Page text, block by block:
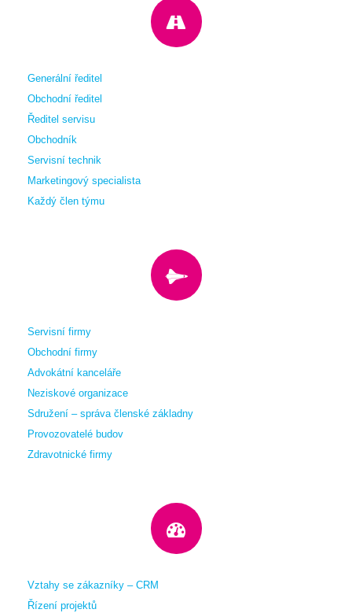
Generální ředitel
Obchodní ředitel
Ředitel servisu
Obchodník
Servisní technik
Marketingový specialista
Každý člen týmu
Servisní firmy
Obchodní firmy
Advokátní kanceláře
Neziskové organizace
Sdružení – správa členské základny
Provozovatelé budov
Zdravotnické firmy
Vztahy se zákazníky – CRM
Řízení projektů